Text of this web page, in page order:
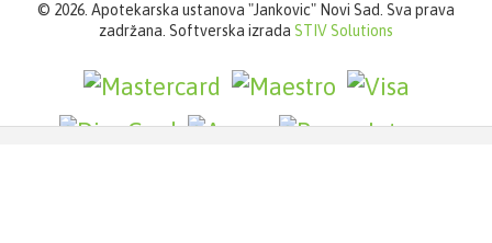
© 2026. Apotekarska ustanova "Jankovic" Novi Sad. Sva prava
zadržana. Softverska izrada STIV Solutions